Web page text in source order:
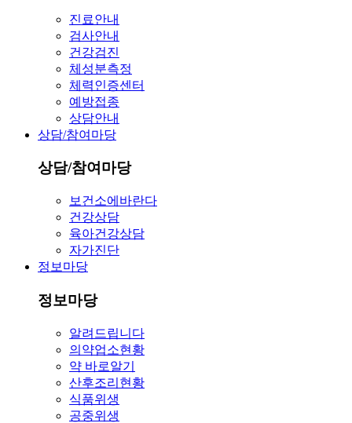
진료안내
검사안내
건강검진
체성분측정
체력인증센터
예방접종
상담안내
상담/참여마당
상담/참여마당
보건소에바란다
건강상담
육아건강상담
자가진단
정보마당
정보마당
알려드립니다
의약업소현황
약 바로알기
산후조리현황
식품위생
공중위생